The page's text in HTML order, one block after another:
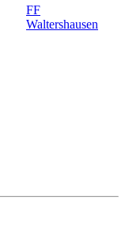
FF
Waltershausen